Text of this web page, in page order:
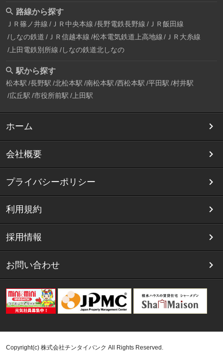
路線から探す
ＪＲ篠ノ井線 ＪＲ中央本線 長野電鉄長野線 ＪＲ飯田線
しなの鉄道 ＪＲ信越本線 松本電気鉄道上高地線
ＪＲ大糸線
上田電鉄別所線 しなの鉄道北しなの
駅から探す
松本駅 長野駅 北松本駅 南松本駅 西松本駅 平田駅 村井駅
広丘駅 市役所前駅 上田駅
ホーム
会社概要
プライバシーポリシー
利用規約
採用情報
お問い合わせ
Copyright(c) 株式会社チンタイバンク All Rights Reserved.